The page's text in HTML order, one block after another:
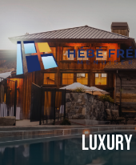
LUXURY